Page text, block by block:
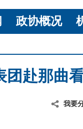
政协概况
团赴那曲
我要